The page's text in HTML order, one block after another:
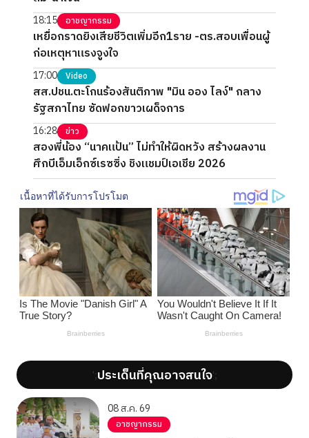
18:15 อาชญากรรม
เหยื่อกราดยิงเสียชีวิตเพิ่มอีก1ราย -ตร.สอบเพื่อนผู้
ก่อเหตุหาแรงจูงใจ
17:00 Video
สส.ปชน.ตะโกนร้องสันติภาพ "มิน ออง ไลง์" กลาง
รัฐสภาไทย ซัดฟอกขาวเผด็จการ
16:28 ข่าว
สองพี่น้อง “นาคแป้น” ไม่ทำให้ผิดหวัง สร้างผลงาน
ศึกบีเอ็มเอ็กซ์เรซซิ่ง ชิงแชมป์เอเชีย 2026
';ประเด็นที่คุณอาจสนใจ';
08 ส.ค. 69
อาชญากรรม